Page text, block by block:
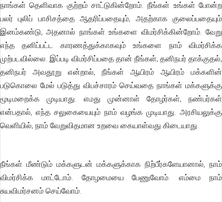
நாங்கள் தெளிவாக குற்றம் சாட்டுகின்றோம். நீங்கள் உங்கள் போன்ற
பலர் புலிப் பாசிசத்தை ஆதரிப்பதையும், அதற்காக குலைப்பதையும்
இனம்கண்டு, அதனால் நாங்கள் உங்களை விமர்சிக்கின்றோம். வேறு
எந்த தனிப்பட்ட காரணத்துக்காகவும் உங்களை நாம் விமர்சிக்க
முற்படவில்லை. இப்படி விமர்சிப்பதை தான் நீங்கள், தனிநபர் தாக்குதல்,
தனிநபர் அவதூறு என்றால், நீங்கள் ஆயிரம் ஆயிரம் மக்களின்
படுகொலை மேல் படுத்து விபச்சாரம் செய்வதை நாங்கள் மக்களுக்கு
மூடிமறைக்க முடியாது. எமது முன்னாள் தோழர்கள், நண்பர்கள்
என்பதால், எந்த சலுகையையும் நாம் வழங்க முடியாது. அரசியலுக்கு
வெளியில், நாம் வேறுவிதமான உறவை கையாள்வது கிடையாது.
நீங்கள் மீண்டும் மக்களுடன் மக்களுக்காக நிற்பீர்களேயானால், நாம்
விமர்சிக்க மாட்டோம். தோழமையை பேணுவோம். எம்மை நாம்
சுயவிமர்சனம் செய்வோம்.